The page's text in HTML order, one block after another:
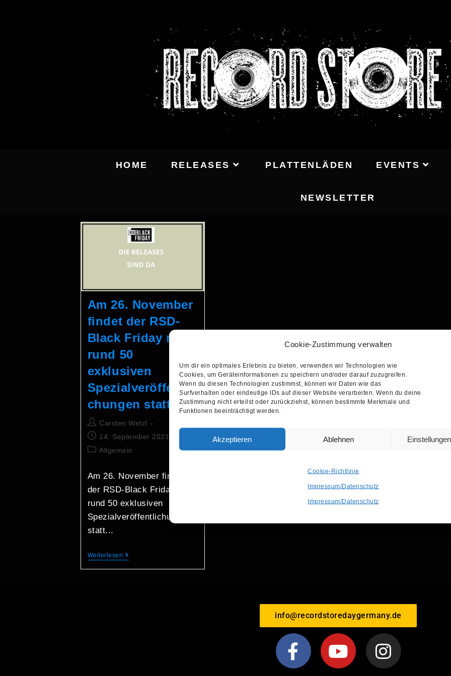
Cookie-Zustimmung verwalten
Um dir ein optimales Erlebnis zu bieten, verwenden wir Technologien wie
Cookies, um Geräteinformationen zu speichern und/oder darauf zuzugreifen.
Wenn du diesen Technologien zustimmst, können wir Daten wie das
Surfverhalten oder eindeutige IDs auf dieser Website verarbeiten. Wenn du deine
Zustimmung nicht erteilst oder zurückziehst, können bestimmte Merkmale und
Funktionen beeinträchtigt werden.
Akzeptieren Ablehnen
Cookie-Richtlinie
Impressum/Datenschutz
Impressum/Datenschutz
HOME RELEASES PLATTENLÄDEN EVENTS
NEWSLETTER
Am 26. November
findet der RSD-
Black Friday mit
rund 50
exklusiven
Spezialveröffentli
chungen statt
Carsten Wetzl
14. September 2021
Allgemein
Am 26. November findet
der RSD-Black Friday mit
rund 50 exklusiven
Spezialveröffentlichungen
statt...
Weiterlesen
info@recordstoredaygermany.de